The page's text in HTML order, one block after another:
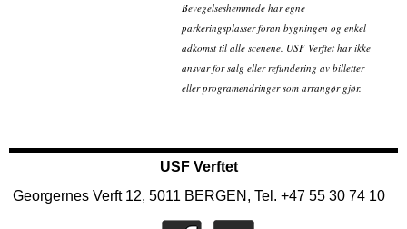
Bevegelseshemmede har egne
parkeringsplasser foran bygningen og enkel
adkomst til alle scenene. USF Verftet har ikke
ansvar for salg eller refundering av billetter
eller programendringer som arrangør gjør.
USF Verftet
Georgernes Verft 12, 5011 BERGEN, Tel. +47 55 30 74 10